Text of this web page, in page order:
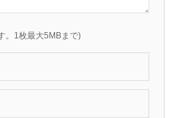
。1枚最大5MBまで)